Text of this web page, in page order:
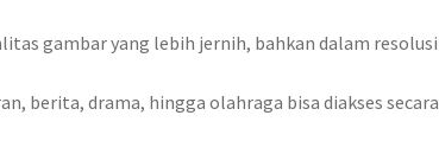
gambar yang lebih jernih, bahkan dalam resolusi
berita, drama, hingga olahraga bisa diakses secara